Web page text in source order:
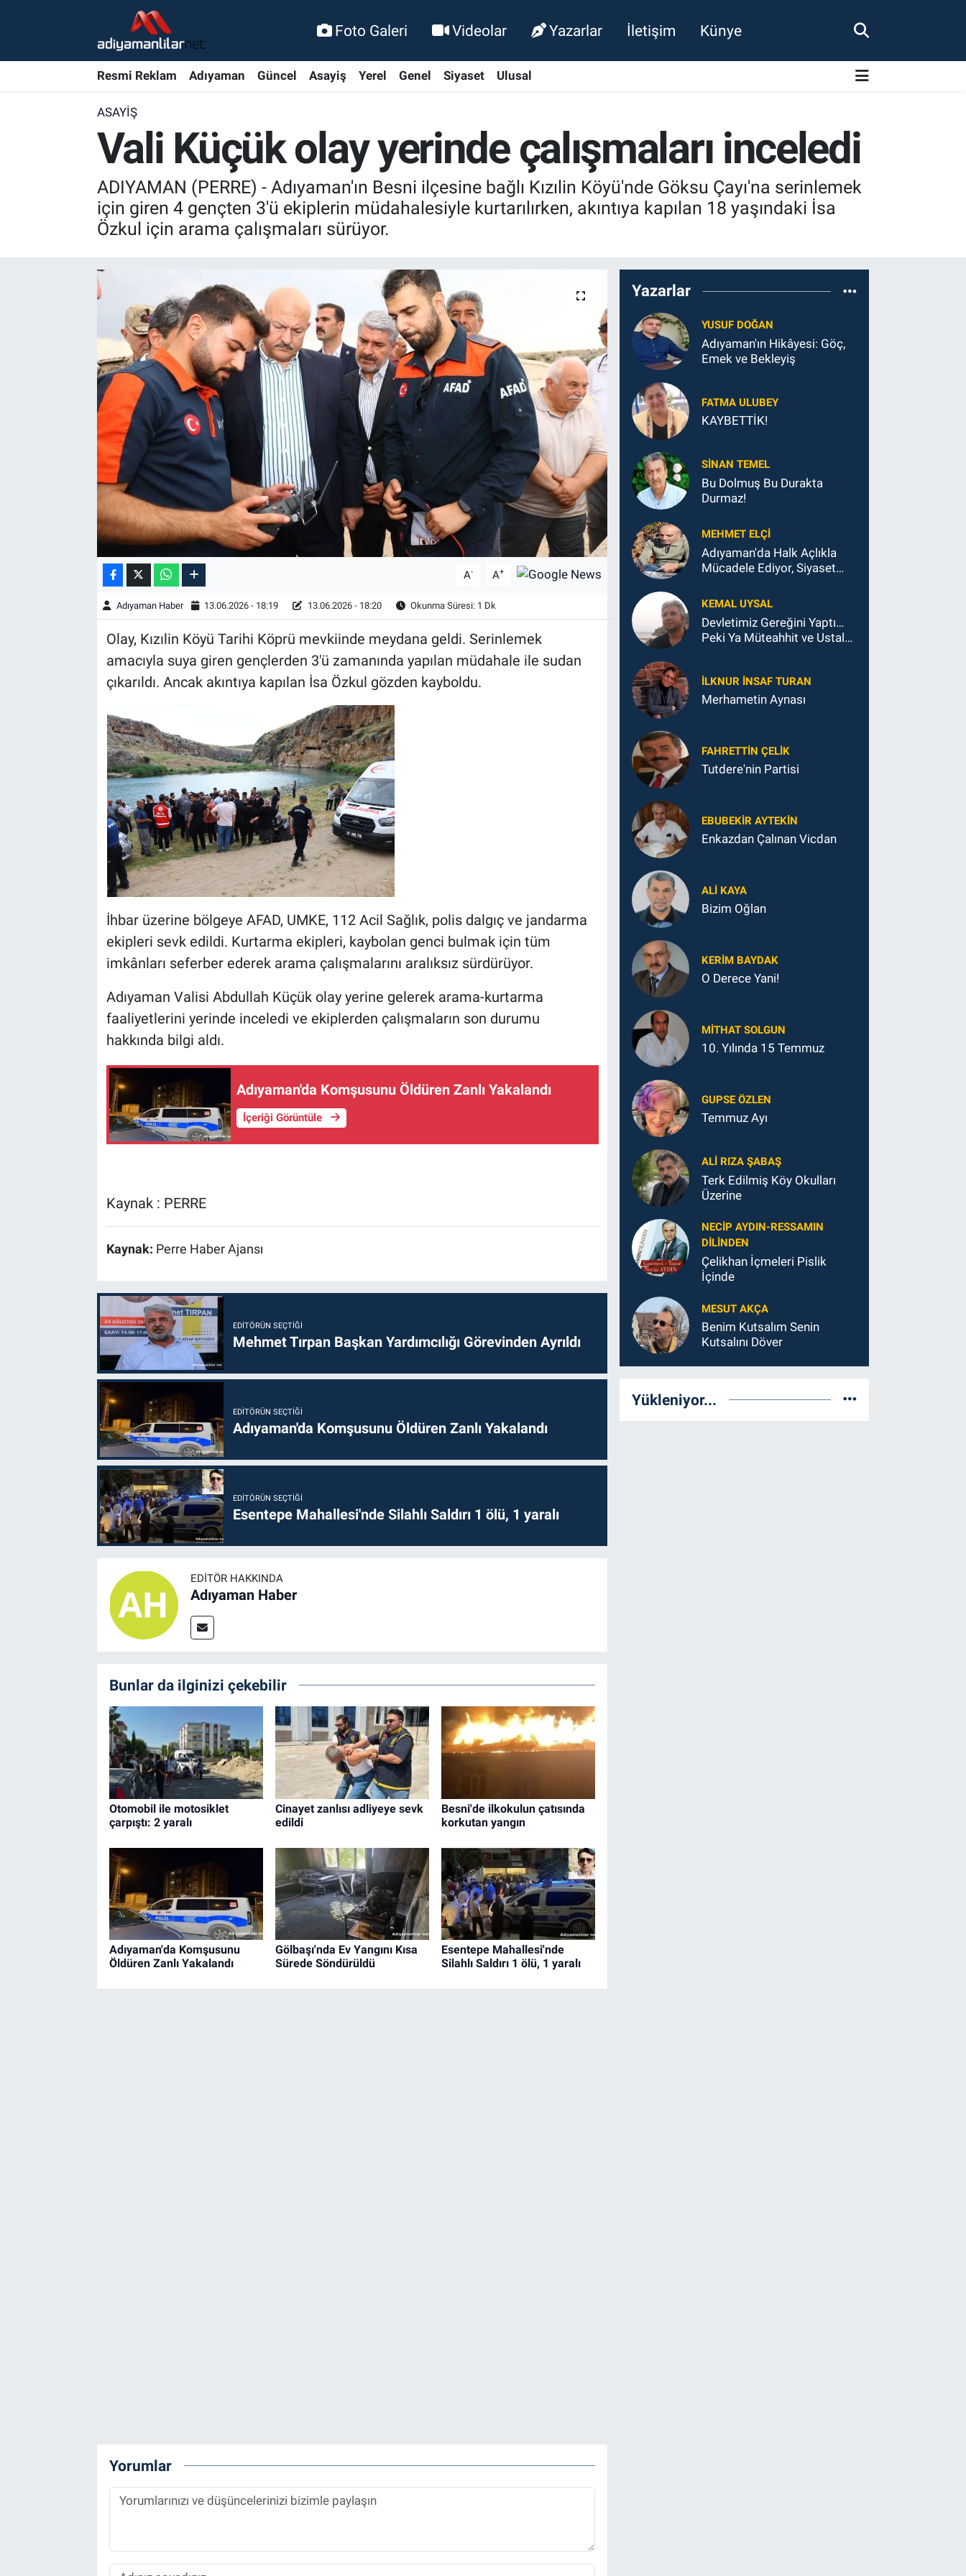
Foto Galeri Videolar Yazarlar İletişim Künye
Resmi Reklam Adıyaman Güncel Asayiş Yerel Genel Siyaset Ulusal
ASAYIŞ
Vali Küçük olay yerinde çalışmaları inceledi
ADIYAMAN (PERRE) - Adıyaman'ın Besni ilçesine bağlı Kızılin Köyü'nde Göksu Çayı'na serinlemek
için giren 4 gençten 3'ü ekiplerin müdahalesiyle kurtarılırken, akıntıya kapılan 18 yaşındaki İsa
Özkul için arama çalışmaları sürüyor.
A- A+
Adıyaman Haber 13.06.2026 - 18:19 13.06.2026 - 18:20 Okunma Süresi: 1 Dk
Olay, Kızılin Köyü Tarihi Köprü mevkiinde meydana geldi. Serinlemek
amacıyla suya giren gençlerden 3'ü zamanında yapılan müdahale ile sudan
çıkarıldı. Ancak akıntıya kapılan İsa Özkul gözden kayboldu.
İhbar üzerine bölgeye AFAD, UMKE, 112 Acil Sağlık, polis dalgıç ve jandarma
ekipleri sevk edildi. Kurtarma ekipleri, kaybolan genci bulmak için tüm
imkânları seferber ederek arama çalışmalarını aralıksız sürdürüyor.
Adıyaman Valisi Abdullah Küçük olay yerine gelerek arama-kurtarma
faaliyetlerini yerinde inceledi ve ekiplerden çalışmaların son durumu
hakkında bilgi aldı.
Adıyaman'da Komşusunu Öldüren Zanlı Yakalandı
İçeriği Görüntüle
Kaynak : PERRE
Kaynak: Perre Haber Ajansı
EDITÖRÜN SEÇTIĞI
Mehmet Tırpan Başkan Yardımcılığı Görevinden Ayrıldı
EDITÖRÜN SEÇTIĞI
Adıyaman'da Komşusunu Öldüren Zanlı Yakalandı
EDITÖRÜN SEÇTIĞI
Esentepe Mahallesi'nde Silahlı Saldırı 1 ölü, 1 yaralı
EDITÖR HAKKINDA
Adıyaman Haber
Bunlar da ilginizi çekebilir
Otomobil ile motosiklet
çarpıştı: 2 yaralı
Cinayet zanlısı adliyeye sevk
edildi
Besni'de ilkokulun çatısında
korkutan yangın
Adıyaman'da Komşusunu
Öldüren Zanlı Yakalandı
Gölbaşı'nda Ev Yangını Kısa
Sürede Söndürüldü
Esentepe Mahallesi'nde
Silahlı Saldırı 1 ölü, 1 yaralı
Yorumlar
Yazarlar
YUSUF DOĞAN
Adıyaman'ın Hikâyesi: Göç,
Emek ve Bekleyiş
FATMA ULUBEY
KAYBETTİK!
SINAN TEMEL
Bu Dolmuş Bu Durakta
Durmaz!
MEHMET ELÇI
Adıyaman'da Halk Açlıkla
Mücadele Ediyor, Siyaset
KEMAL UYSAL
Devletimiz Gereğini Yaptı…
Peki Ya Müteahhit ve Ustalar
İLKNUR İNSAF TURAN
Merhametin Aynası
FAHRETTIN ÇELİK
Tutdere'nin Partisi
EBUBEKIR AYTEKIN
Enkazdan Çalınan Vicdan
ALI KAYA
Bizim Oğlan
KERIM BAYDAK
O Derece Yani!
MITHAT SOLGUN
10. Yılında 15 Temmuz
GUPSE ÖZLEN
Temmuz Ayı
ALI RIZA ŞABAŞ
Terk Edilmiş Köy Okulları
Üzerine
NECIP AYDIN-RESSAMIN
DILINDEN
Çelikhan İçmeleri Pislik
İçinde
MESUT AKÇA
Benim Kutsalım Senin
Kutsalını Döver
Yükleniyor...
Bölge Haberleri
Kültür Sanat
BİLİM VE TEKNOLOJİ
Şambayat Haber
Nöbetçi Eczaneler
Adiyaman Namaz Vakitleri
Trafik Durumu
Süper Lig Puan Durumu ve Fikstür
Tüm Manşetler
Son Dakika Haberleri